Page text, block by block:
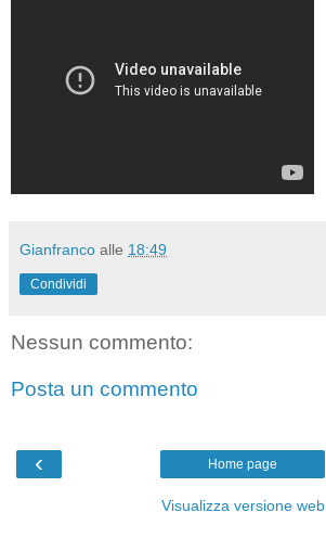
Gianfranco alle 18:49
Condividi
Nessun commento:
Posta un commento
‹ Home page
Visualizza versione web